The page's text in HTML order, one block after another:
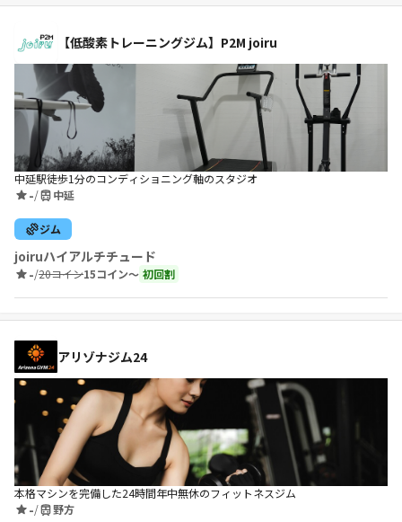
【低酸素トレーニングジム】P2M joiru
中延駅徒歩1分のコンディショニング軸のスタジオ
-/ 中延
ジム
joiruハイアルチチュード
-/20コイン15コイン〜 初回割
アリゾナジム24
本格マシンを完備した24時間年中無休のフィットネスジム
-/ 野方